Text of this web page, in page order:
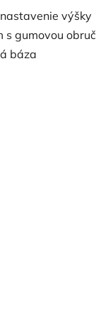
výšky
s gumovou
báza